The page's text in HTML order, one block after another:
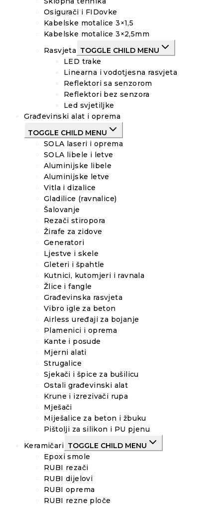
Osigurači i FIDovke
Kabelske motalice 3×1,5
Kabelske motalice 3×2,5mm
Rasvjeta TOGGLE CHILD MENU
LED trake
Linearna i vodotjesna rasvjeta
Reflektori sa senzorom
Reflektori bez senzora
Led svjetiljke
Građevinski alat i oprema
TOGGLE CHILD MENU
SOLA laseri i oprema
SOLA libele i letve
Aluminijske libele
Aluminijske letve
Vitla i dizalice
Gladilice (ravnalice)
Šalovanje
Rezači stiropora
Žirafe za zidove
Generatori
Ljestve i skele
Gleteri i špahtle
Kutnici, kutomjeri i ravnala
Žlice i fangle
Građevinska rasvjeta
Vibro igle za beton
Airless uređaji za bojanje
Plamenici i oprema
Kante i posude
Mjerni alati
Strugalice
Sjekači i špice za bušilicu
Ostali građevinski alat
Krune i izrezivači rupa
Mješači
Miješalice za beton i žbuku
Pištolji za silikon i PU pjenu
Keramičari TOGGLE CHILD MENU
Epoxi smole
RUBI rezači
RUBI dijelovi
RUBI oprema
RUBI rezne ploče